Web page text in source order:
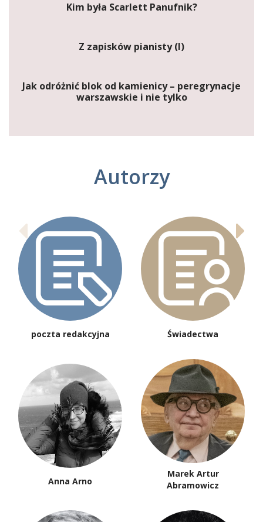
Kim była Scarlett Panufnik?
Z zapisków pianisty (I)
Jak odróżnić blok od kamienicy – peregrynacje
warszawskie i nie tylko
Autorzy
poczta redakcyjna Świadectwa
Anna Arno
Marek Artur
Abramowicz